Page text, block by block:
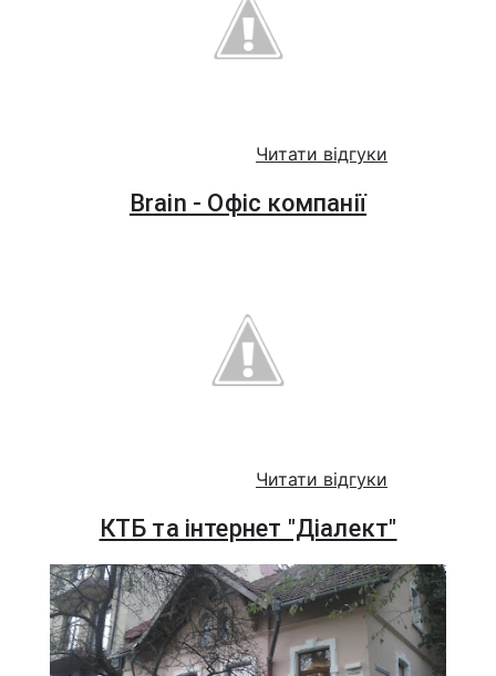
Читати відгуки
Brain - Офіс компанії
Читати відгуки
КТБ та інтернет "Діалект"